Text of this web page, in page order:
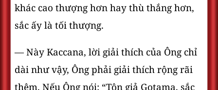
khác cao thượng hơn hay thù thắng hơn,
sắc ấy là tối thượng.
— Này Kaccana, lời giải thích của Ông chỉ
dài như vậy, Ông phải giải thích rộng rãi